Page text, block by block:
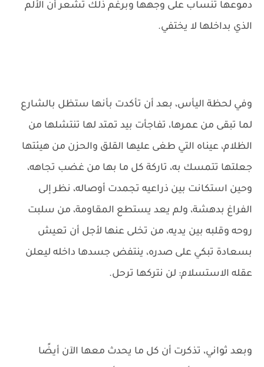
دموعها تنساب على وجهها وبرغم ذلك تشعر أن الألم
الذي بداخلها لا يختفي.
وفي لحظة اليأس، بعد أن تأكدت بأنها ستظل بالشارع
لما تبقى من عمرها، تفاجأت بيد تمتد لها تنتشلها من
الظلام، عيناه التي طغى عليها القلق والحزن من هيئتها
جعلتها تتمسك به، تاركة كل ما بها من غضب تجاهه،
وحين استكانت بين ذراعيه تجمدت أوصاله، نظر إلى
الفراغ بدهشة، ولم يعد يستطع المقاومة، من سلبت
روحه وقلبه بين يديه، من تخلى عنها لأجل أن تعيش
بسعادة تبكي على صدره، ينتفض جسدها داخله ليعلن
عقله الاستسلام: لن نتركها ترحل.
وبعد ثواني، تذكرت أن كل ما يحدث معها الآن أيضًا